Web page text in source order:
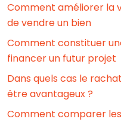
Comment améliorer la
de vendre un bien
Comment constituer
financer un futur projet
Dans quels cas le
être avantageux ?
Comment comparer